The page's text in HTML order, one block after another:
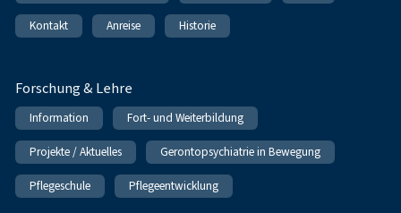
Kontakt Anreise Historie
Forschung & Lehre
Information Fort- und Weiterbildung
Projekte / Aktuelles Gerontopsychiatrie in Bewegung
Pflegeschule Pflegeentwicklung